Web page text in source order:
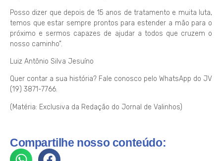
Posso dizer que depois de 15 anos de tratamento e muita luta,
temos que estar sempre prontos para estender a mão para o
próximo e sermos capazes de ajudar a todos que cruzem o
nosso caminho”.
Luiz Antônio Silva Jesuíno
Quer contar a sua história? Fale conosco pelo WhatsApp do JV
(19) 3871-7766.
(Matéria: Exclusiva da Redação do Jornal de Valinhos)
Compartilhe nosso conteúdo: